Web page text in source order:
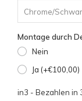
Chrome/
Montage durch
Nein
Ja (+€100,00)
in3 - Bezahlen in